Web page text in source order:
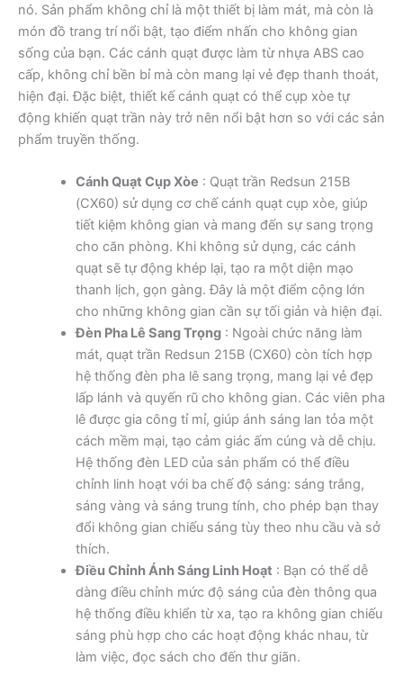
nó. Sản phẩm không chỉ là một thiết bị làm mát, mà còn là
món đồ trang trí nổi bật, tạo điểm nhấn cho không gian
sống của bạn. Các cánh quạt được làm từ nhựa ABS cao
cấp, không chỉ bền bỉ mà còn mang lại vẻ đẹp thanh thoát,
hiện đại. Đặc biệt, thiết kế cánh quạt có thể cụp xòe tự
động khiến quạt trần này trở nên nổi bật hơn so với các sản
phẩm truyền thống.
Cánh Quạt Cụp Xòe : Quạt trần Redsun 215B
(CX60) sử dụng cơ chế cánh quạt cụp xòe, giúp
tiết kiệm không gian và mang đến sự sang trọng
cho căn phòng. Khi không sử dụng, các cánh
quạt sẽ tự động khép lại, tạo ra một diện mạo
thanh lịch, gọn gàng. Đây là một điểm cộng lớn
cho những không gian cần sự tối giản và hiện đại.
Đèn Pha Lê Sang Trọng: Ngoài chức năng làm
mát, quạt trần Redsun 215B (CX60) còn tích hợp
hệ thống đèn pha lê sang trọng, mang lại vẻ đẹp
lấp lánh và quyến rũ cho không gian. Các viên pha
lê được gia công tỉ mỉ, giúp ánh sáng lan tỏa một
cách mềm mại, tạo cảm giác ấm cúng và dễ chịu.
Hệ thống đèn LED của sản phẩm có thể điều
chỉnh linh hoạt với ba chế độ sáng: sáng trắng,
sáng vàng và sáng trung tính, cho phép bạn thay
đổi không gian chiếu sáng tùy theo nhu cầu và sở
thích.
Điều Chỉnh Ánh Sáng Linh Hoạt : Bạn có thể dễ
dàng điều chỉnh mức độ sáng của đèn thông qua
hệ thống điều khiển từ xa, tạo ra không gian chiếu
sáng phù hợp cho các hoạt động khác nhau, từ
làm việc, đọc sách cho đến thư giãn.